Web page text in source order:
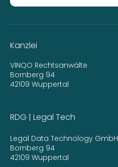
Kanzlei
VINQO Rechtsanwälte
Bornberg 94
42109 Wuppertal
RDG | Legal Tech
Legal Data Technology GmbH
Bornberg 94
42109 Wuppertal